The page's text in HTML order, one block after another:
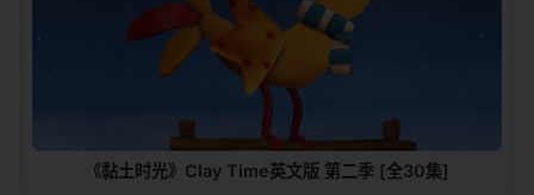
《黏土时光》Clay Time英文版 第二季 [全30集]